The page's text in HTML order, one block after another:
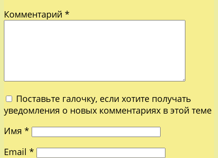
Комментарий *
Поставьте галочку, если хотите получать
уведомления о новых комментариях в этой теме
Имя *
Email *